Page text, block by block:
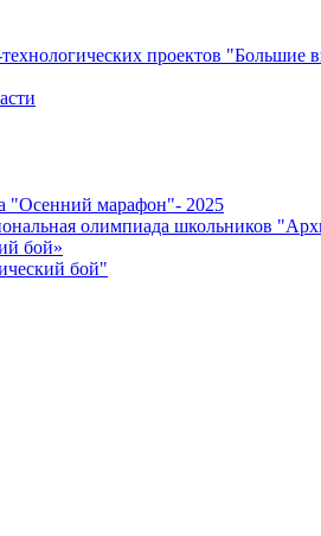
проектов "Большие
"Осенний марафон"- 2025
олимпиада школьников
бой»
бой"